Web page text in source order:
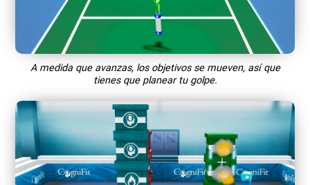
A medida que avanzas, los objetivos se mueven, así que
tienes que planear tu golpe.